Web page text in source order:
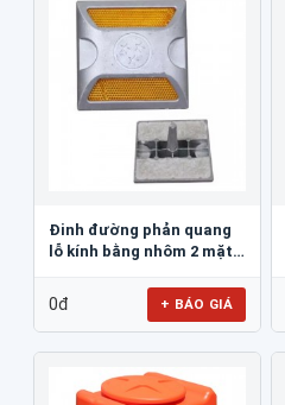
Đinh đường phản quang
lỗ kính bằng nhôm 2 mặt
0đ + BÁO GIÁ